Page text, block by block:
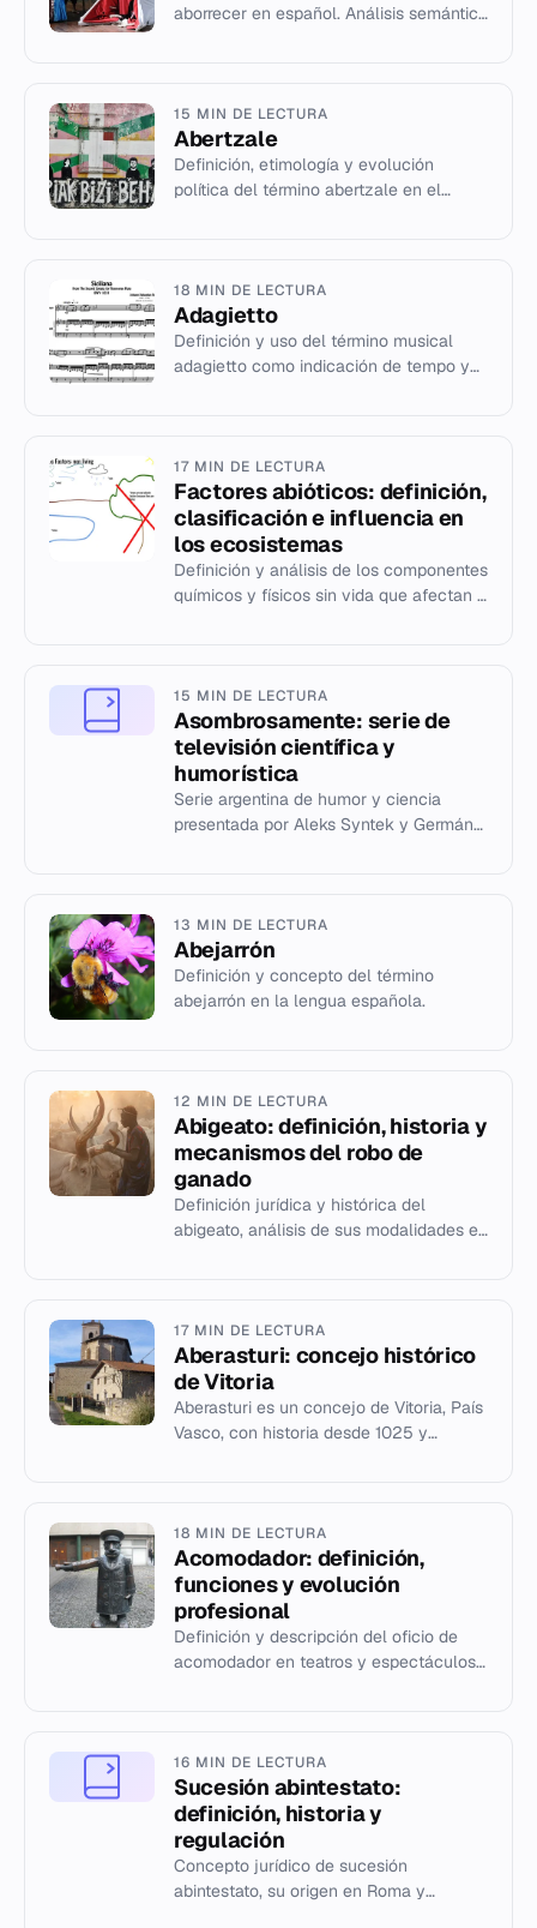
aborrecer en español. Análisis semántico
15 MIN DE LECTURA
Abertzale
Definición, etimología y evolución
política del término abertzale en el
18 MIN DE LECTURA
Adagietto
Definición y uso del término musical
adagietto como indicación de tempo y
17 MIN DE LECTURA
Factores abióticos: definición,
clasificación e influencia en
los ecosistemas
Definición y análisis de los componentes
químicos y físicos sin vida que afectan a
15 MIN DE LECTURA
Asombrosamente: serie de
televisión científica y
humorística
Serie argentina de humor y ciencia
presentada por Aleks Syntek y Germán
13 MIN DE LECTURA
Abejarrón
Definición y concepto del término
abejarrón en la lengua española.
12 MIN DE LECTURA
Abigeato: definición, historia y
mecanismos del robo de
ganado
Definición jurídica y histórica del
abigeato, análisis de sus modalidades en
17 MIN DE LECTURA
Aberasturi: concejo histórico
de Vitoria
Aberasturi es un concejo de Vitoria, País
Vasco, con historia desde 1025 y
18 MIN DE LECTURA
Acomodador: definición,
funciones y evolución
profesional
Definición y descripción del oficio de
acomodador en teatros y espectáculos,
16 MIN DE LECTURA
Sucesión abintestato:
definición, historia y
regulación
Concepto jurídico de sucesión
abintestato, su origen en Roma y